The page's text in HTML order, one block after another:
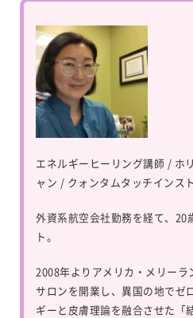
エネルギーヒーリング講師 / ホ
ャン / クォンタムタッチインス
外資系航空会社勤務を経て、20
ト。
2008年よりアメリカ・メリーラ
サロンを開業し、異国の地でゼ
ギーと皮膚理論を融合させた「